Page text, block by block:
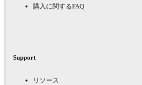
購入に関するFAQ
Support
リソース